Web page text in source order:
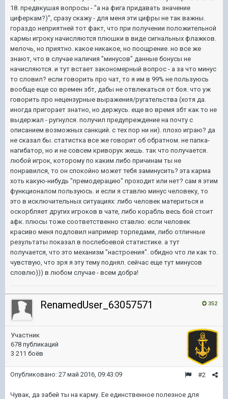
18. предвкушая вопросы - "а на фига придавать значение
циферкам?)", сразу скажу - для меня эти цифры не так важны.
гораздо неприятней тот факт, что при получении положительной
кармы игроку начисляются плюшки в виде сигнальных флажков.
мелочь, но приятно. какое никакое, но поощрение. но все же
знают, что в случае наличия "минусов" данные бонусы не
начисляются. и тут встает закономерный вопрос - а за что минус
то словил? если говорить про чат, то я им в 99% не пользуюсь
вообще еще со времен збт, дабы не отвлекаться от боя. что уж
говорить про нецензурные выражения/ругательства (хотя да.
иногда пригорает знатно, но держусь. еще во время збт как то не
выдержал - ругнулся. получил предупреждение на почту с
описанием возможных санкций. с тех пор ни ни). плохо играю? да
не сказал бы. статистка все же говорит об обратном. не папка-
нагибатор, но и не совсем криворук жешь. так что получается.
любой игрок, которому по каким либо причинам ты не
понравился, то он спокойно может тебя заминусить? эта карма
хоть какую-нибудь "премодерацию" проходит или нет? сам я этим
функционалом пользуюсь. и если я ставлю минус человеку, то
это в исключительных ситуациях: либо человек материться и
оскорбляет других игроков в чате, либо корабль весь бой стоит
афк. плюсы тоже соответственно ставлю: если человек
красиво меня подловил например торпедами, либо отличные
результаты показал в послебоевой статистике. а тут
получается, что это механизм "настроения". обидно что ли как то.
чувствую, что зря я эту тему поднял. сейчас еще тут минусов
словлю))) в любом случае - всем добра!
352
RenamedUser_63057571
Участник
678 публикаций
3 211 боёв
#2
Опубликовано: 27 май 2016, 09:43:09
Чувак, да забей ты на карму. Ее единственное полезное для